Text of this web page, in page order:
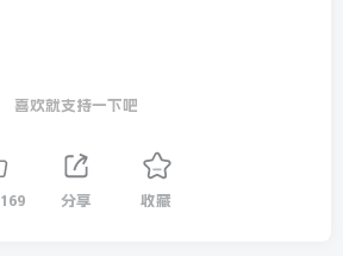
喜欢就支持一下吧
169 分享 收藏